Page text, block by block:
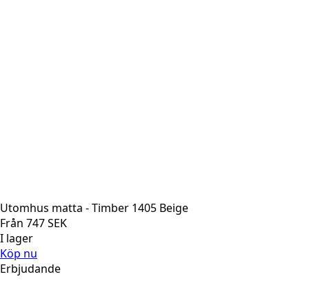
Utomhus matta - Timber 1405 Beige
Från 747SEK
I lager
Köp nu
Erbjudande